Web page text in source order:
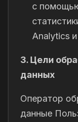
с
Analytics
3. Цели
данных
Оператор
данные